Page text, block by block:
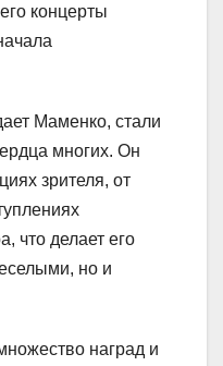
концерты
Маменко, стали
многих. Он
зрителя, от
что делает его
но и
наград и